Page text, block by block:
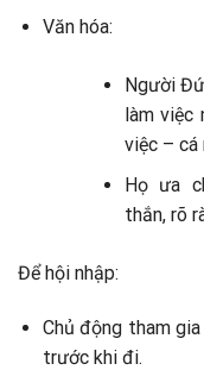
Văn hóa:
Người
làm việc
việc – cá
Họ ưa
thắn, rõ
Để hội nhập:
Chủ động tham
trước khi đi.